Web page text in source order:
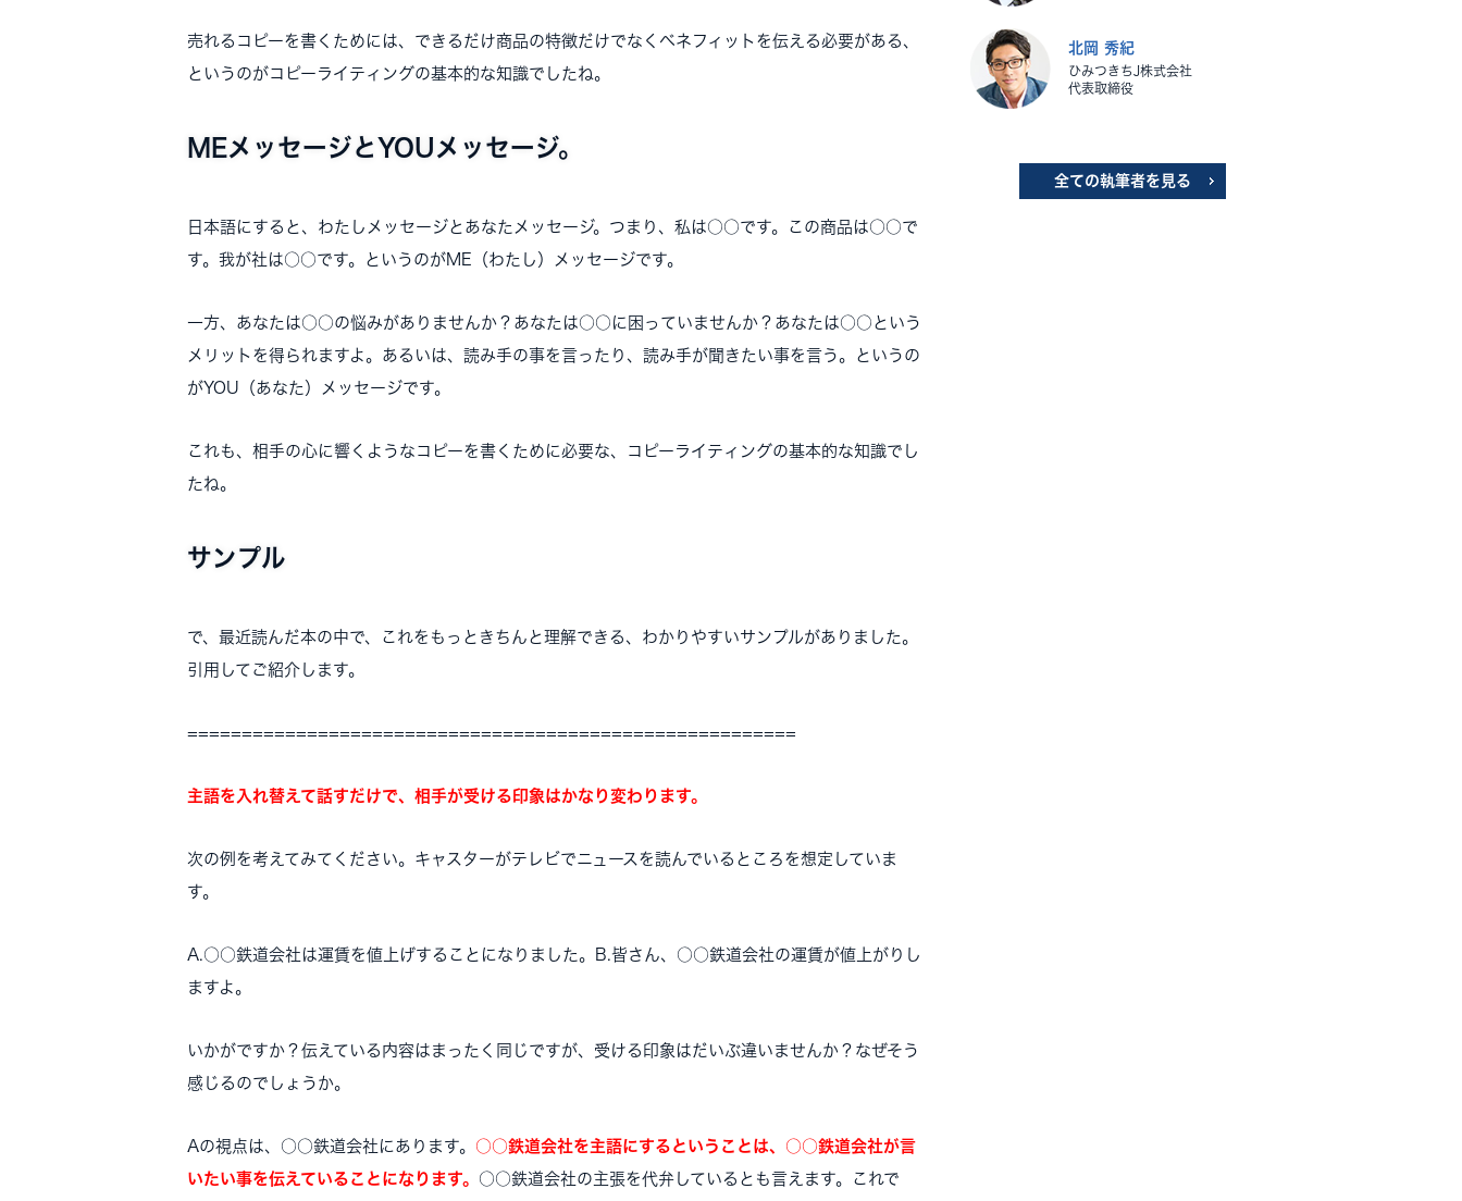
売れるコピーを書くためには、できるだけ商品の特徴だけでなくベネフィットを伝える必要がある、
というのがコピーライティングの基本的な知識でしたね。
MEメッセージとYOUメッセージ。
日本語にすると、わたしメッセージとあなたメッセージ。つまり、私は○○です。この商品は○○で
す。我が社は○○です。というのがME（わたし）メッセージです。
一方、あなたは○○の悩みがありませんか？あなたは○○に困っていませんか？あなたは○○という
メリットを得られますよ。あるいは、読み手の事を言ったり、読み手が聞きたい事を言う。というの
がYOU（あなた）メッセージです。
これも、相手の心に響くようなコピーを書くために必要な、コピーライティングの基本的な知識でし
たね。
サンプル
で、最近読んだ本の中で、これをもっときちんと理解できる、わかりやすいサンプルがありました。
引用してご紹介します。
========================================================
主語を入れ替えて話すだけで、相手が受ける印象はかなり変わります。
次の例を考えてみてください。キャスターがテレビでニュースを読んでいるところを想定していま
す。
A.○○鉄道会社は運賃を値上げすることになりました。B.皆さん、○○鉄道会社の運賃が値上がりし
ますよ。
いかがですか？伝えている内容はまったく同じですが、受ける印象はだいぶ違いませんか？なぜそう
感じるのでしょうか。
Aの視点は、○○鉄道会社にあります。 ○○鉄道会社を主語にするということは、○○鉄道会社が言
いたい事を伝えていることになります。 ○○鉄道会社の主張を代弁しているとも言えます。これで
北岡 秀紀
ひみつきちJ株式会社
代表取締役
全ての執筆者を見る